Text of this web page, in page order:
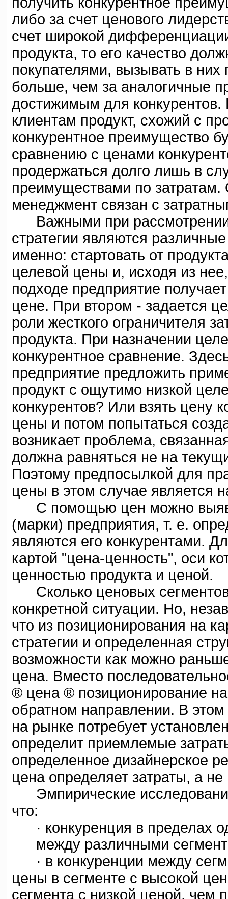
либо за счет ценового
счет широкой
продукта, то его качество
покупателями, вызывать в них
больше, чем за аналогичные
достижимым для конкурентов.
клиентам продукт, схожий с
конкурентное преимущество
сравнению с ценами
продержаться долго лишь в
преимуществами по затратам.
менеджмент связан с
Важными при рассмотрении
стратегии являются
именно: стартовать от
целевой цены и, исходя из
подходе предприятие
цене. При втором - задается
роли жесткого ограничителя
продукта. При назначении
конкурентное сравнение.
предприятие предложить
продукт с ощутимо низкой
конкурентов? Или взять цену
цены и потом попытаться
возникает проблема,
должна равняться не на
Поэтому предпосылкой для
цены в этом случае является
С помощью цен можно
(марки) предприятия, т. е.
являются его конкурентами.
картой "цена-ценность", оси
ценностью продукта и ценой.
Сколько ценовых сегментов
конкретной ситуации. Но,
что из позиционирования на
стратегии и определенная
возможности как можно
цена. Вместо
® цена ® позиционирование
обратном направлении. В
на рынке потребует
определит приемлемые
определенное дизайнерское
цена определяет затраты, а не
Эмпирические
что:
· конкуренция в пределах
между различными
· в конкуренции между
цены в сегменте с высокой
сегмента с низкой ценой, чем